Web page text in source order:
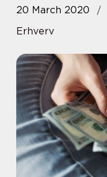
20 March 2020
Erhverv